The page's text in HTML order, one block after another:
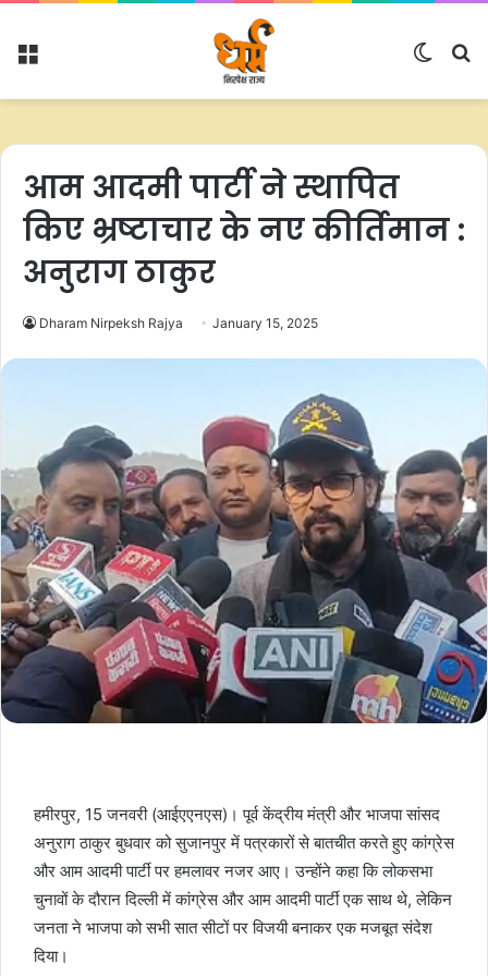
Menu
Switch
आम आदमी पार्टी ने स्थापित
किए भ्रष्टाचार के नए कीर्तिमान :
अनुराग ठाकुर
Dharam Nirpeksh Rajya January 15, 2025
हमीरपुर, 15 जनवरी (आईएएनएस)। पूर्व केंद्रीय मंत्री और भाजपा सांसद
अनुराग ठाकुर बुधवार को सुजानपुर में पत्रकारों से बातचीत करते हुए कांग्रेस
और आम आदमी पार्टी पर हमलावर नजर आए। उन्होंने कहा कि लोकसभा
चुनावों के दौरान दिल्ली में कांग्रेस और आम आदमी पार्टी एक साथ थे, लेकिन
जनता ने भाजपा को सभी सात सीटों पर विजयी बनाकर एक मजबूत संदेश
दिया।